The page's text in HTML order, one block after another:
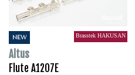
NEW Brasstek HAKUSAN
Altus
Flute A1207E